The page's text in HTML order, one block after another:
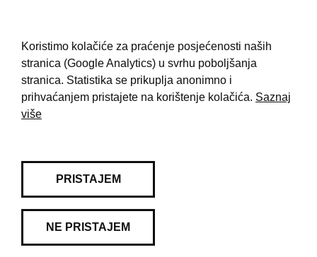
Koristimo kolačiće za praćenje posjećenosti naših
stranica (Google Analytics) u svrhu poboljšanja
stranica. Statistika se prikuplja anonimno i
prihvaćanjem pristajete na korištenje kolačića. Saznaj
više
PRISTAJEM
NE PRISTAJEM